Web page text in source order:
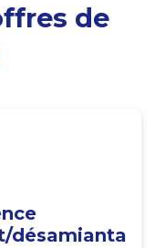
de
désamianta